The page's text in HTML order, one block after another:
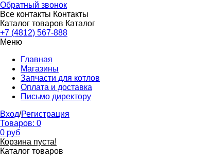
Обратный звонок
Все контакты Контакты
Каталог товаров Каталог
+7 (4812) 567-888
Меню
Главная
Магазины
Запчасти для котлов
Оплата и доставка
Письмо директору
Вход/Регистрация
Товаров: 0
0 руб
Корзина пуста!
Каталог товаров